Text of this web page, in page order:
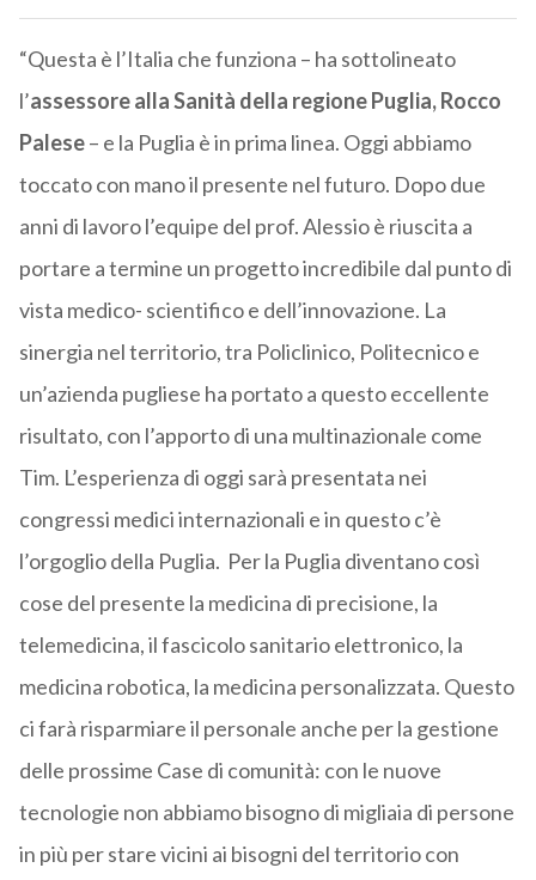
“Questa è l’Italia che funziona – ha sottolineato
l’assessore alla Sanità della regione Puglia, Rocco
Palese– e la Puglia è in prima linea. Oggi abbiamo
toccato con mano il presente nel futuro. Dopo due
anni di lavoro l’equipe del prof. Alessio è riuscita a
portare a termine un progetto incredibile dal punto di
vista medico- scientifico e dell’innovazione. La
sinergia nel territorio, tra Policlinico, Politecnico e
un’azienda pugliese ha portato a questo eccellente
risultato, con l’apporto di una multinazionale come
Tim. L’esperienza di oggi sarà presentata nei
congressi medici internazionali e in questo c’è
l’orgoglio della Puglia. Per la Puglia diventano così
cose del presente la medicina di precisione, la
telemedicina, il fascicolo sanitario elettronico, la
medicina robotica, la medicina personalizzata. Questo
ci farà risparmiare il personale anche per la gestione
delle prossime Case di comunità: con le nuove
tecnologie non abbiamo bisogno di migliaia di persone
in più per stare vicini ai bisogni del territorio con